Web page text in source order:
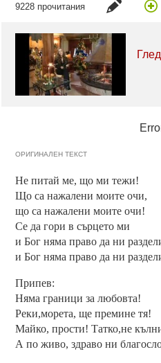
9228 прочитания
ОРИГИНАЛЕН ТЕКСТ
Не питай ме, що ми тежи!
Що са нажалени моите очи,
що са нажалени моите очи!
Се да гори в сърцето ми
и Бог няма право да ни
и Бог няма право да ни
Припев:
Няма граници за любовта!
Реки,морета, ще премине тя!
Майко, прости! Татко,не
А по живо, здраво ни